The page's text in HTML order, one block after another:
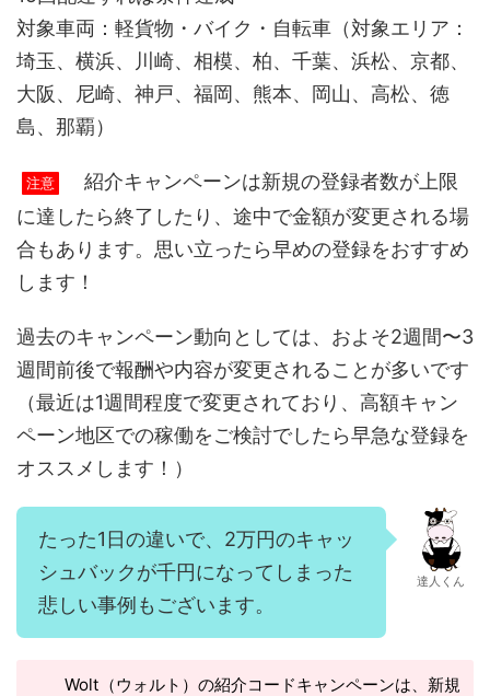
対象車両：軽貨物・バイク・自転車（対象エリア：
埼玉、横浜、川崎、相模、柏、千葉、浜松、京都、
大阪、尼崎、神戸、福岡、熊本、岡山、高松、徳
島、那覇）
注意
紹介キャンペーンは新規の登録者数が上限
に達したら終了したり、途中で金額が変更される場
合もあります。思い立ったら早めの登録をおすすめ
します！
過去のキャンペーン動向としては、およそ2週間〜3
週間前後で報酬や内容が変更されることが多いです
（最近は1週間程度で変更されており、高額キャン
ペーン地区での稼働をご検討でしたら早急な登録を
オススメします！）
たった1日の違いで、2万円のキャッ
シュバックが千円になってしまった
悲しい事例もございます。
達人くん
Wolt（ウォルト）の紹介コードキャンペーンは、新規